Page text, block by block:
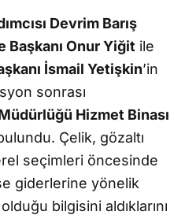
Devrim Barış
Başkanı Onur Yiğit ile
İsmail Yetişkin’in
sonrası
Hizmet Binası
Çelik, gözaltı
seçimleri öncesinde
giderlerine yönelik
bilgisini aldıklarını